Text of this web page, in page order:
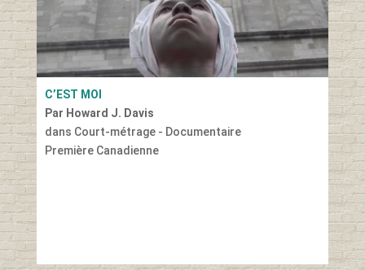
C’EST MOI
Par Howard J. Davis
dans Court-métrage - Documentaire
Première Canadienne